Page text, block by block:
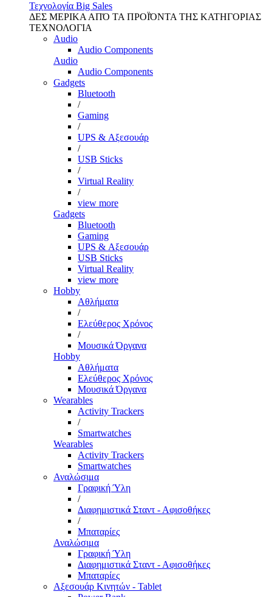
Τεχνολογία Big Sales
ΔΕΣ ΜΕΡΙΚΑ ΑΠΌ ΤΑ ΠΡΟΪΌΝΤΑ ΤΗΣ ΚΑΤΗΓΟΡΙΑΣ
ΤΕΧΝΟΛΟΓΙΑ
Audio
Audio Components
Audio
Audio Components
Gadgets
Bluetooth
/
Gaming
/
UPS & Αξεσουάρ
/
USB Sticks
/
Virtual Reality
/
view more
Gadgets
Bluetooth
Gaming
UPS & Αξεσουάρ
USB Sticks
Virtual Reality
view more
Hobby
Αθλήματα
/
Ελεύθερος Χρόνος
/
Μουσικά Όργανα
Hobby
Αθλήματα
Ελεύθερος Χρόνος
Μουσικά Όργανα
Wearables
Activity Trackers
/
Smartwatches
Wearables
Activity Trackers
Smartwatches
Αναλώσιμα
Γραφική Ύλη
/
Διαφημιστικά Σταντ - Αφισοθήκες
/
Μπαταρίες
Αναλώσιμα
Γραφική Ύλη
Διαφημιστικά Σταντ - Αφισοθήκες
Μπαταρίες
Αξεσουάρ Κινητών - Tablet